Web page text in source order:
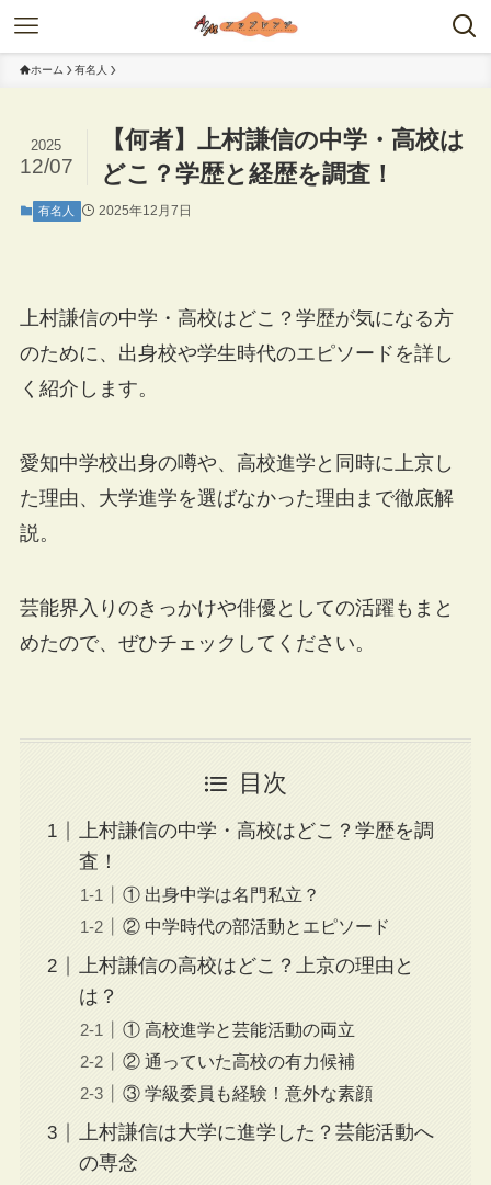
ホーム 有名人
【何者】上村謙信の中学・高校は
どこ？学歴と経歴を調査！
2025
12/07
有名人 2025年12月7日
上村謙信の中学・高校はどこ？学歴が気になる方
のために、出身校や学生時代のエピソードを詳し
く紹介します。
愛知中学校出身の噂や、高校進学と同時に上京し
た理由、大学進学を選ばなかった理由まで徹底解
説。
芸能界入りのきっかけや俳優としての活躍もまと
めたので、ぜひチェックしてください。
目次
上村謙信の中学・高校はどこ？学歴を調
査！
① 出身中学は名門私立？
② 中学時代の部活動とエピソード
上村謙信の高校はどこ？上京の理由と
は？
① 高校進学と芸能活動の両立
② 通っていた高校の有力候補
③ 学級委員も経験！意外な素顔
上村謙信は大学に進学した？芸能活動へ
の専念